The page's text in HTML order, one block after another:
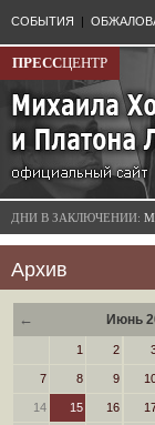
СОБЫТИЯ |
ПРЕССЦЕНТР
ДНИ В ЗАКЛЮЧЕНИИ:
Архив
← Июнь
1 2
7 8 9
14 15 16